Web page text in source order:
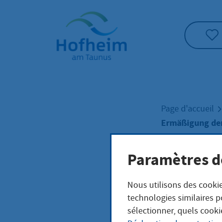
Accueil"
Page d'accueil
Ermäßigung
Paramètres
Nous utilisons des
technologies similaires
sélectionner, quels